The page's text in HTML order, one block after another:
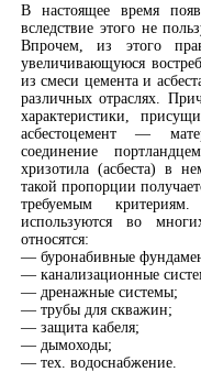
В настоящее время
вследствие этого не
Впрочем, из этого
увеличивающуюся
из смеси цемента и
различных отраслях.
характеристики,
асбестоцемент —
соединение
хризотила (асбеста) в
такой пропорции
требуемым
используются во
относятся:
— буронабивные
— канализационные
— дренажные системы;
— трубы для скважин;
— защита кабеля;
— дымоходы;
— тех. водоснабжение.